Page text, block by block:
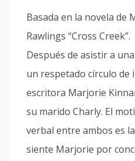
Basada en la novela de
Rawlings “Cross Creek”.
Después de asistir a
un respetado círculo de
escritora Marjorie
su marido Charly. El
verbal entre ambos es
siente Marjorie por